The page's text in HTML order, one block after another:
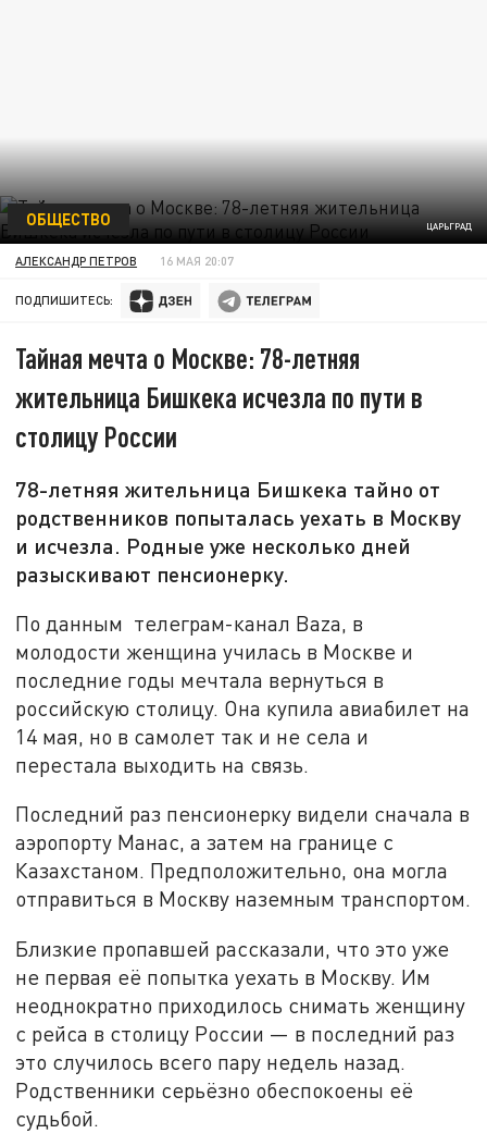
ЦАРЬГРАД
ОБЩЕСТВО
АЛЕКСАНДР ПЕТРОВ 16 МАЯ 20:07
ПОДПИШИТЕСЬ:
Тайная мечта о Москве: 78-летняя
жительница Бишкека исчезла по пути в
столицу России
78-летняя жительница Бишкека тайно от
родственников попыталась уехать в Москву
и исчезла. Родные уже несколько дней
разыскивают пенсионерку.
По данным телеграм-канал Baza, в
молодости женщина училась в Москве и
последние годы мечтала вернуться в
российскую столицу. Она купила авиабилет на
14 мая, но в самолет так и не села и
перестала выходить на связь.
Последний раз пенсионерку видели сначала в
аэропорту Манас, а затем на границе с
Казахстаном. Предположительно, она могла
отправиться в Москву наземным транспортом.
Близкие пропавшей рассказали, что это уже
не первая её попытка уехать в Москву. Им
неоднократно приходилось снимать женщину
с рейса в столицу России — в последний раз
это случилось всего пару недель назад.
Родственники серьёзно обеспокоены её
судьбой.